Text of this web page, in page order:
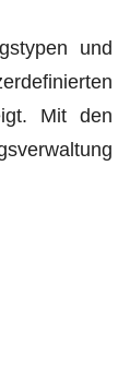
und
Mit den